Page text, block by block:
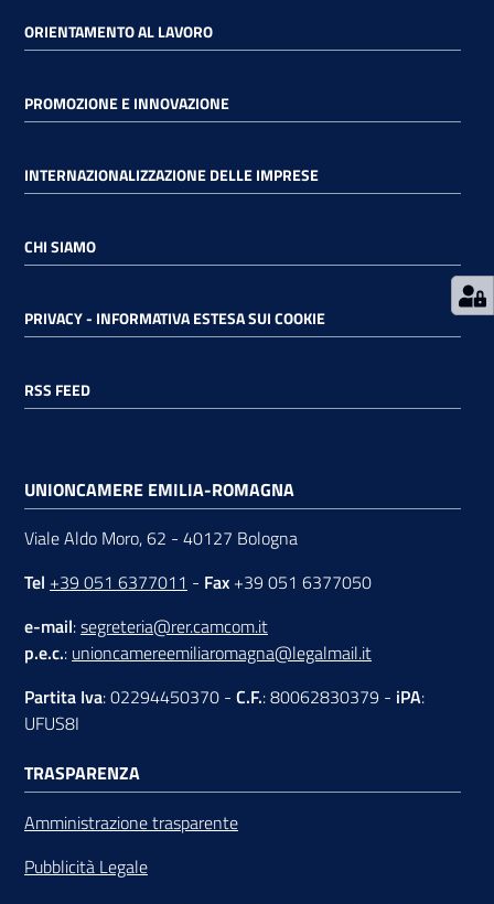
su
ORIENTAMENTO AL LAVORO
PROMOZIONE E INNOVAZIONE
INTERNAZIONALIZZAZIONE DELLE IMPRESE
CHI SIAMO
PRIVACY - INFORMATIVA ESTESA SUI COOKIE
RSS FEED
UNIONCAMERE EMILIA-ROMAGNA
Viale Aldo Moro, 62 - 40127 Bologna
Tel +39 051 6377011 - Fax +39 051 6377050
e-mail:segreteria@rer.camcom.it
p.e.c.: unioncamereemiliaromagna@legalmail.it
Partita Iva: 02294450370 - C.F.: 80062830379 - iPA:
UFUS8I
TRASPARENZA
Amministrazione trasparente
Pubblicità Legale